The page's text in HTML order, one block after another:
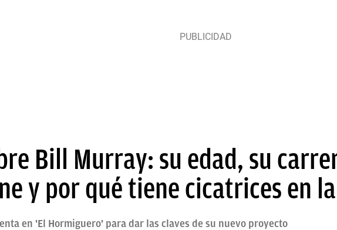
Bill Murray: su edad, su
y por qué tiene cicatrices en
en 'El Hormiguero' para dar las claves de su nuevo proyecto